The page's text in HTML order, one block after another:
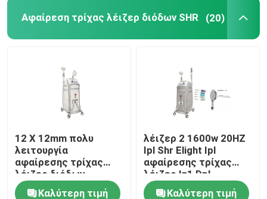
Αφαίρεση τρίχας λέιζερ διόδων SHR (20)
12 X 12mm πολυ
λειτουργία
αφαίρεσης τρίχας
λέιζερ διόδων
Photofacial SHR
Καλύτερη τιμή
λέιζερ 2 1600w 20HZ
Ipl Shr Elight Ipl
αφαίρεσης τρίχας
λέιζερ In1 Dpl
εξοπλισμός ομορφιάς
Καλύτερη τιμή